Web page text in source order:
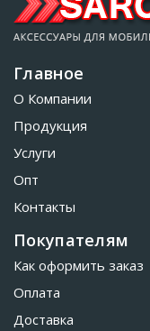
Главное
О Компании
Продукция
Услуги
Опт
Контакты
Покупателям
Как оформить заказ
Оплата
Доставка